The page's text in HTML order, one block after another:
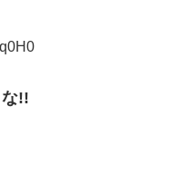
!!